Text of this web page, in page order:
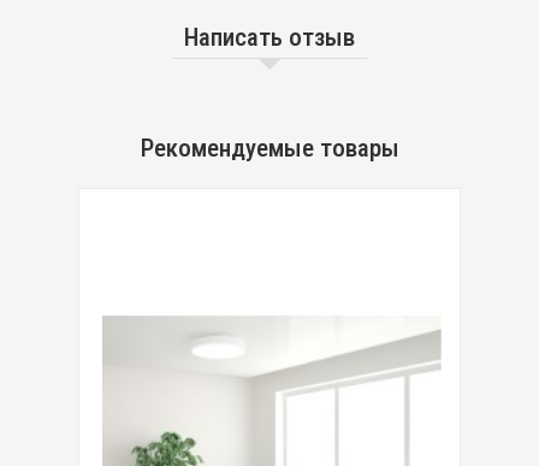
Написать отзыв
Рекомендуемые товары